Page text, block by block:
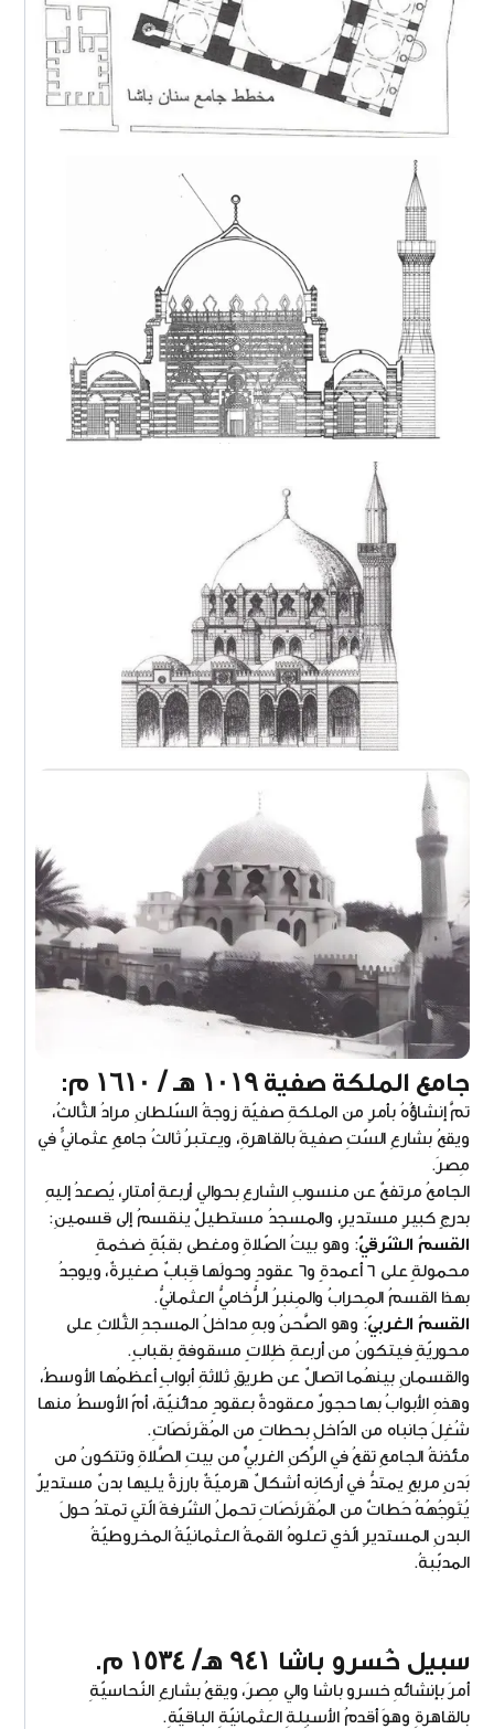
جامع الملكة صفية ١٠١٩ هـ / ١٦١٠ م:
تمَّ إنشاؤُهُ بأمرٍ من الملكةِ صفيّة زوجةُ السّلطانِ مرادُ الثَّالثُ،
ويقعُ بشارعِ السّتِ صفيةَ بالقاهرةِ، ويعتبرُ ثالثُ جامعٍ عثمانيٍّ في
مِصرَ.
الجامعُ مرتفعٌ عن منسوبِ الشارعِ بحوالي أربعةِ أمتارٍ، يُصعدُ إليهِ
بدرجٍ كبيرٍ مستديرٍ، والمسجدُ مستطيلٌ ينقسمُ إلى قسمينِ:
القسمُ الشّرقيُّ: وهو بيتُ الصّلاةِ ومغطى بقبّةٍ ضخمةٍ
محمولةٍ على ٦ أعمدةٍ و٦ عقودٍ وحولَها قِبابٌ صغيرةٌ، ويوجدُ
بهذا القسمُ المِحرابُ والمِنبرُ الرُّخاميُّ العثمانيُّ.
القسمُ الغربيّ: وهو الصَّحنُ وبهِ مداخلُ المسجدِ الثَّلاثِ على
محوريّةٍ فيتكونُ من أربعةِ ظِلاتٍ مسقوفةٍ بقبابٍ.
والقسمانِ بينهُما اتصالٌ عن طريقِ ثلاثةِ أبوابٍ أعظمُها الأوسطُ،
وهذهِ الأبوابُ بها حجورٌ معقودةٌ بعقودٍ مدائنيّة، أمّ الأوسطُ منها
شُغِلَ جانباه من الدّاخلِ بحطاتٍ من المُقَرنَصَاتِ.
مئذنةُ الجامعِ تقعُ في الرِّكنِ الغربيِّ من بيتِ الصَّلاةِ وتتكونُ من
بَدنٍ مربعٍ يمتدُّ في أركانِه أشكالٌ هرميّةٌ بارزةٌ يليها بدنٌ مستديرٌ
يُتَوِجُهُهُ حَطاتٌ من المُقَرنَصَاتِ تحملُ الشّرفةَ الّتي تمتدُ حولَ
البدنِ المستديرِ الّذي تعلوهُ القمةُ العثمانيّةُ المخروطيّةُ
المدبّبةُ.
سبيل خُسرو باشا ٩٤١ هـ/ ١٥٣٤ م.
أمرَ بإنشائهِ خسرو باشا والي مِصرَ، ويقعُ بشارعِ النّحاسيّةِ
بالقاهرةِ وهوَ أقدمُ الأسبِلةِ العثمانيّةِ الباقيّةِ.